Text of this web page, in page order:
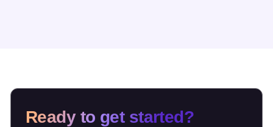
Ready to get started?